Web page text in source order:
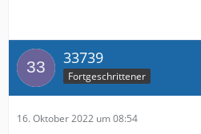
33739
Fortgeschrittener
16. Oktober 2022 um 08:54